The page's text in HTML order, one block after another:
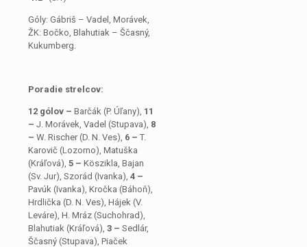
Góly: Gábriš – Vadel, Morávek,
ŽK: Bočko, Blahutiak – Ščasný,
Kukumberg.
Poradie strelcov:
12 gólov – Barčák (P. Úľany), 11
– J. Morávek, Vadel (Stupava), 8
– W. Rischer (D. N. Ves), 6 – T.
Karovič (Lozorno), Matuška
(Kráľová), 5 – Köszikla, Bajan
(Sv. Jur), Szorád (Ivanka), 4 –
Pavúk (Ivanka), Kročka (Báhoň),
Hrdlička (D. N. Ves), Hájek (V.
Leváre), H. Mráz (Suchohrad),
Blahutiak (Kráľová), 3 – Sedlár,
Ščasný (Stupava), Piaček